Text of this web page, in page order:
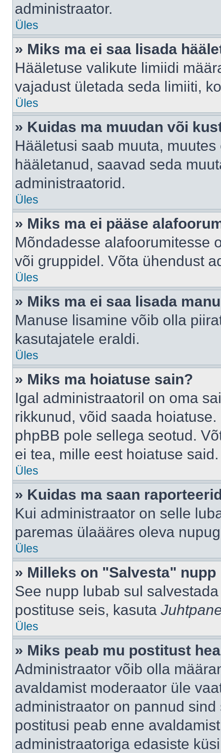
administraator.
Üles
» Miks ma ei saa lisada
Hääletuse valikute limiidi
vajadust ületada seda limiiti,
Üles
» Kuidas ma muudan või
Hääletusi saab muuta,
hääletanud, saavad seda
administraatorid.
Üles
» Miks ma ei pääse
Mõndadesse alafoorumitesse
või gruppidel. Võta ühendust
Üles
» Miks ma ei saa lisada
Manuse lisamine võib olla
kasutajatele eraldi.
Üles
» Miks ma hoiatuse sain?
Igal administraatoril on oma
rikkunud, võid saada
phpBB pole sellega seotud.
ei tea, mille eest hoiatuse said.
Üles
» Kuidas ma saan
Kui administraator on selle
paremas ülaääres oleva
Üles
» Milleks on "Salvesta"
See nupp lubab sul
postituse seis, kasuta
Üles
» Miks peab mu postitust
Administraator võib olla
avaldamist moderaator üle
administraator on pannud
postitusi peab enne
administraatoriga edasiste